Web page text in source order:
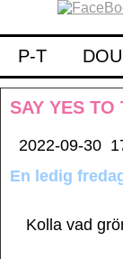
P-T
SAY YES TO
2022-09-30
En ledig
Kolla vad